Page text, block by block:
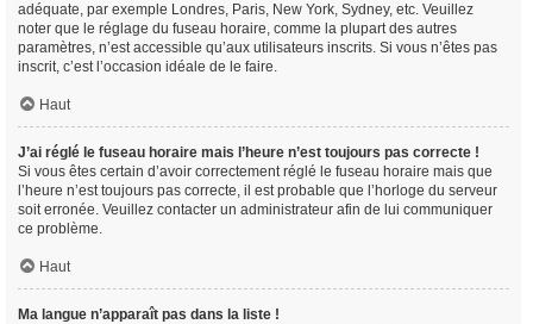
adéquate, par exemple Londres, Paris, New York, Sydney, etc. Veuillez
noter que le réglage du fuseau horaire, comme la plupart des autres
paramètres, n’est accessible qu’aux utilisateurs inscrits. Si vous n’êtes pas
inscrit, c’est l’occasion idéale de le faire.
Haut
J’ai réglé le fuseau horaire mais l’heure n’est toujours pas correcte !
Si vous êtes certain d’avoir correctement réglé le fuseau horaire mais que
l’heure n’est toujours pas correcte, il est probable que l’horloge du serveur
soit erronée. Veuillez contacter un administrateur afin de lui communiquer
ce problème.
Haut
Ma langue n’apparaît pas dans la liste !